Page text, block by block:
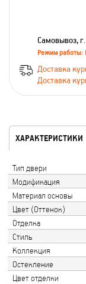
Самовывоз,
Режим работы:
Доставка
Доставка
ХАРАКТЕРИСТИКИ
Тип двери
Модификация
Материал основы
Цвет (Оттенок)
Отделка
Стиль
Коллекция
Остекление
Цвет отделки